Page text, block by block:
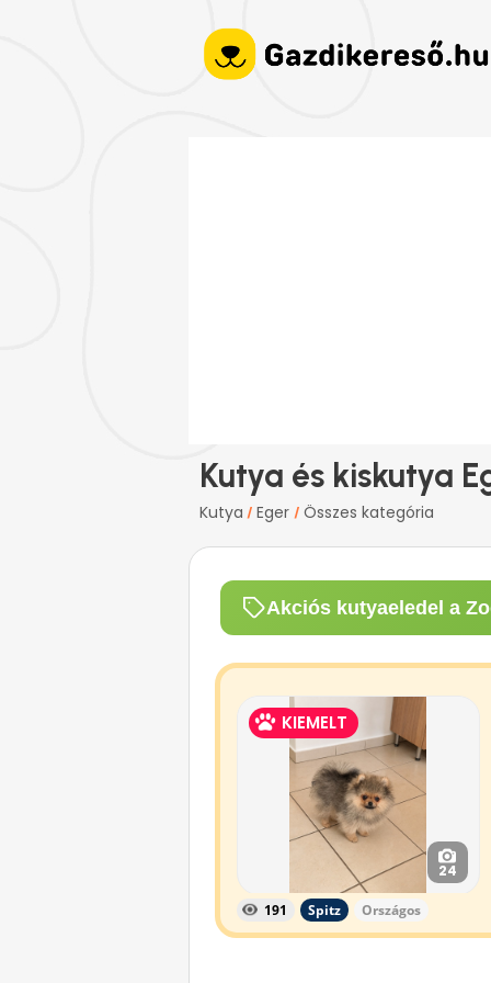
Kutya és kiskutya
Kutya / Eger / Összes kategória
Akciós kutyaeledel a
KIEMELT
24
191 Spitz Országos